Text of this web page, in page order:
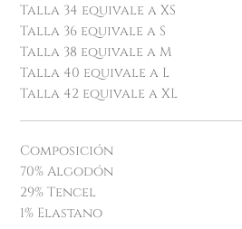
Talla 34 equivale a XS
Talla 36 equivale a S
Talla 38 equivale a M
Talla 40 equivale a L
Talla 42 equivale a XL
Composición
70% Algodón
29% Tencel
1% Elastano